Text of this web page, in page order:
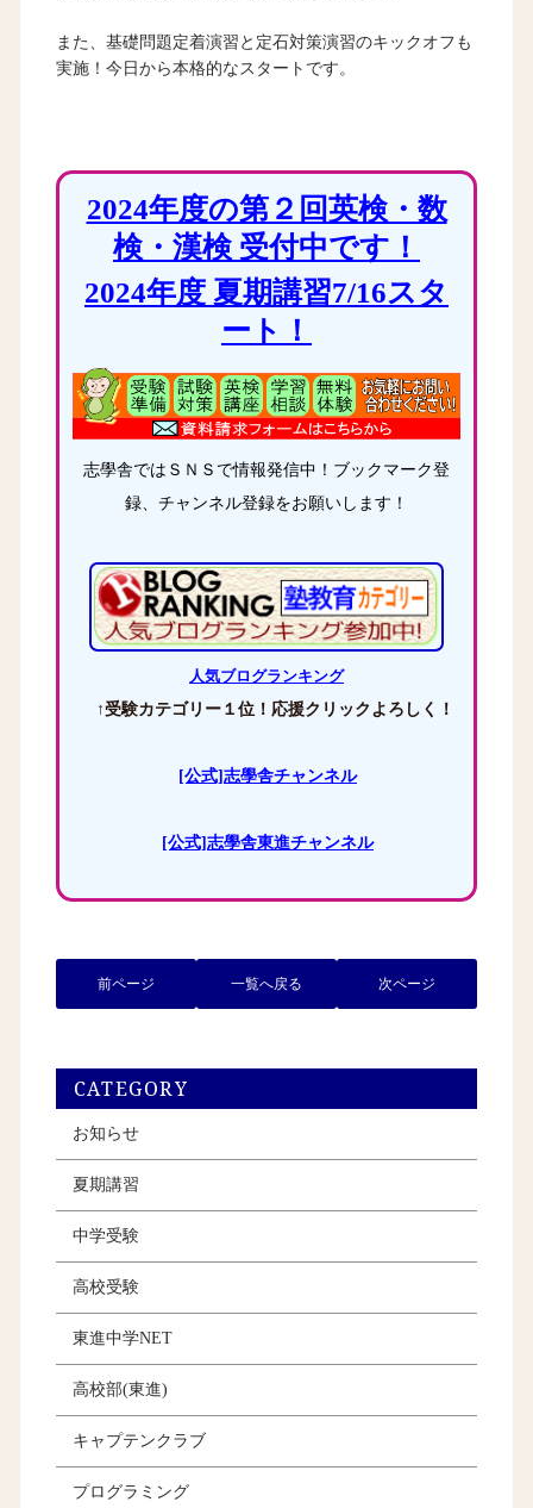
また、基礎問題定着演習と定石対策演習のキックオフも
実施！今日から本格的なスタートです。
2024年度の第２回英検・数
検・漢検 受付中です！
2024年度 夏期講習7/16スタ
ート！
志學舎ではＳＮＳで情報発信中！ブックマーク登
録、チャンネル登録をお願いします！
人気ブログランキング
↑受験カテゴリー１位！応援クリックよろしく！
[公式]志學舎チャンネル
[公式]志學舎東進チャンネル
前ページ 一覧へ戻る 次ページ
CATEGORY
お知らせ
夏期講習
中学受験
高校受験
東進中学NET
高校部(東進)
キャプテンクラブ
プログラミング